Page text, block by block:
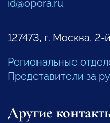
id@opora.ru
127473, г. Москва,
Региональные
Представители за
Другие